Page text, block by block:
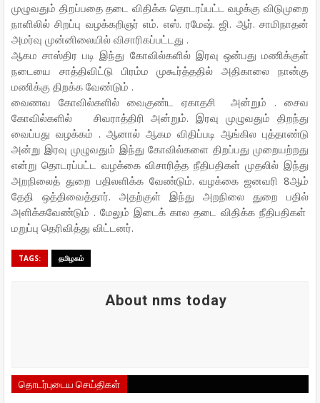
முழுவதும் திறப்பதை தடை விதிக்க தொடரப்பட்ட வழக்கு விடுமுறை
நாளிலில் சிறப்பு வழக்கறிஞர் எம். எஸ். ரமேஷ். ஜி. ஆர். சாமிநாதன்
அமர்வு முன்னிலையில் விசாரிகப்பட்டது .
ஆகம சாஸ்திர படி இந்து கோவில்களில் இரவு ஒன்பது மணிக்குள்
நடையை சாத்திவிட்டு பிரம்ம முகூர்த்ததில் அதிகாலை நான்கு
மணிக்கு திறக்க வேண்டும் .
வைணவ கோவில்களில் வைகுண்ட ஏகாதசி அன்றும் . சைவ
கோவில்களில் சிவராத்திரி அன்றும். இரவு முழுவதும் திறந்து
வைப்பது வழக்கம் . ஆனால் ஆகம விதிப்படி ஆங்கில புத்தாண்டு
அன்று இரவு முழுவதும் இந்து கோவில்களை திறப்பது முறையற்றது
என்று தொடரப்பட்ட வழக்கை விசாரித்த நீதிபதிகள் முதலில் இந்து
அறநிலைத் துறை பதிலளிக்க வேண்டும். வழக்கை ஜனவரி 8ஆம்
தேதி ஒத்திவைத்தார். அதற்குள் இந்து அறநிலை துறை பதில்
அளிக்கவேண்டும் . மேலும் இடைக் கால தடை விதிக்க நீதிபதிகள்
மறுப்பு தெரிவித்து விட்டனர்.
TAGS: தமிழகம்
About nms today
தொடர்புடைய செய்திகள்